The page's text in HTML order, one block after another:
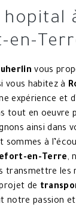
en-
vous
vous habitez à
expérience et
tout en oeuvre
ainsi dans
sommes à
en-Terre,
transmettre les
de
notre passion